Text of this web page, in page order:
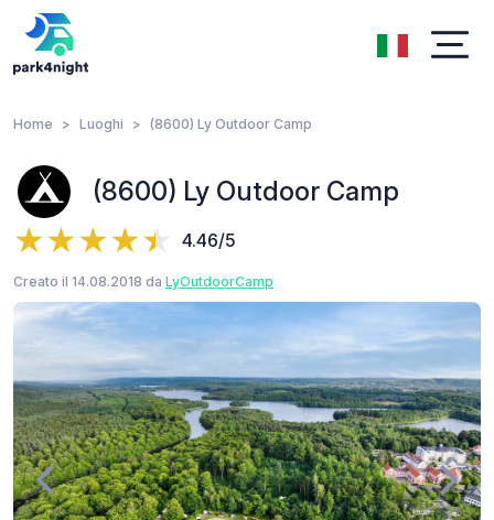
Home Luoghi (8600) Ly Outdoor Camp
(8600) Ly Outdoor Camp
4.46/5
Creato il 14.08.2018 da LyOutdoorCamp